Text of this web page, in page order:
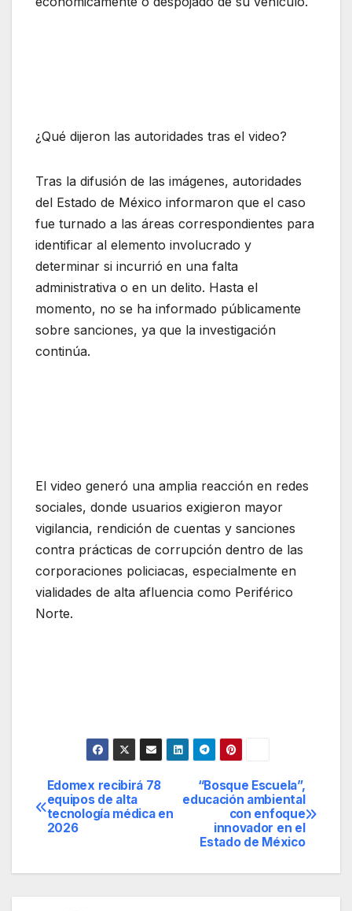
¿Qué dijeron las autoridades tras el video?
Tras la difusión de las imágenes, autoridades
del Estado de México informaron que el caso
fue turnado a las áreas correspondientes para
identificar al elemento involucrado y
determinar si incurrió en una falta
administrativa o en un delito. Hasta el
momento, no se ha informado públicamente
sobre sanciones, ya que la investigación
continúa.
El video generó una amplia reacción en redes
sociales, donde usuarios exigieron mayor
vigilancia, rendición de cuentas y sanciones
contra prácticas de corrupción dentro de las
corporaciones policiacas, especialmente en
vialidades de alta afluencia como Periférico
Norte.
Navegación
de
“Bosque Escuela”,
educación ambiental
con enfoque
innovador en el
Estado de México
Edomex recibirá 78
equipos de alta
tecnología médica en
2026